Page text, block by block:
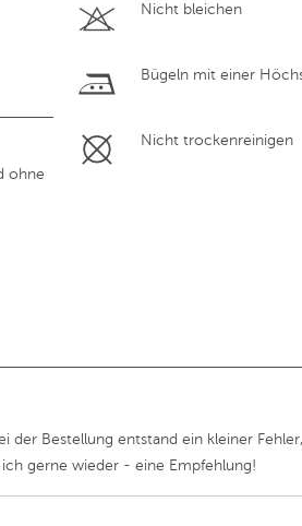
ohne
Nicht bleichen
Bügeln mit einer
Nicht trockenreinigen
Bestellung entstand ein kleiner
gerne wieder - eine Empfehlung!